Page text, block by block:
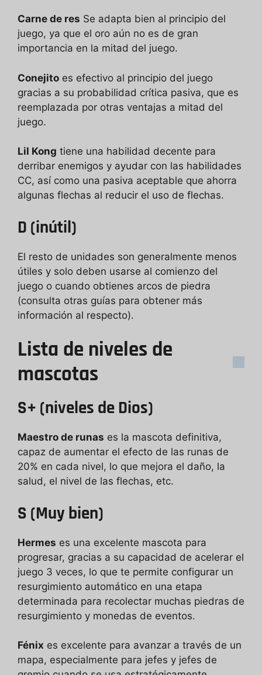
Carne de res Se adapta bien al principio del
juego, ya que el oro aún no es de gran
importancia en la mitad del juego.
Conejito es efectivo al principio del juego
gracias a su probabilidad crítica pasiva, que es
reemplazada por otras ventajas a mitad del
juego.
Lil Kong tiene una habilidad decente para
derribar enemigos y ayudar con las habilidades
CC, así como una pasiva aceptable que ahorra
algunas flechas al reducir el uso de flechas.
D (inútil)
El resto de unidades son generalmente menos
útiles y solo deben usarse al comienzo del
juego o cuando obtienes arcos de piedra
(consulta otras guías para obtener más
información al respecto).
Lista de niveles de
mascotas
S+ (niveles de Dios)
Maestro de runas es la mascota definitiva,
capaz de aumentar el efecto de las runas de
20% en cada nivel, lo que mejora el daño, la
salud, el nivel de las flechas, etc.
S (Muy bien)
Hermes es una excelente mascota para
progresar, gracias a su capacidad de acelerar el
juego 3 veces, lo que te permite configurar un
resurgimiento automático en una etapa
determinada para recolectar muchas piedras de
resurgimiento y monedas de eventos.
Fénix es excelente para avanzar a través de un
mapa, especialmente para jefes y jefes de